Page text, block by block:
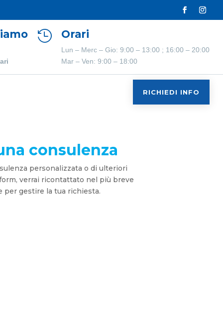
 Orari
Lun – Merc – Gio: 9:00 – 13:00 ; 16:00 – 20:00
Mar – Ven: 9:00 – 18:00
RICHIEDI INFO
consulenza
personalizzata o di ulteriori
verrai ricontattato nel più breve
per gestire la tua richiesta.